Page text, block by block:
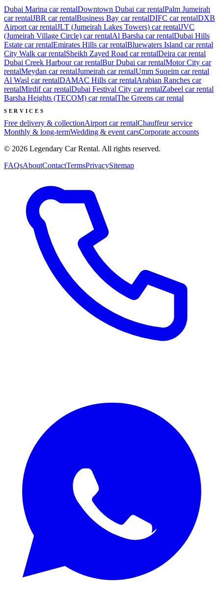
Dubai Marina car rentalDowntown Dubai car rentalPalm Jumeirah
car rentalJBR car rentalBusiness Bay car rentalDIFC car rentalDXB
Airport car rentalJLT (Jumeirah Lakes Towers) car rentalJVC
(Jumeirah Village Circle) car rentalAl Barsha car rentalDubai Hills
Estate car rentalEmirates Hills car rentalBluewaters Island car rental
City Walk car rentalSheikh Zayed Road car rentalDeira car rental
Dubai Creek Harbourcar rentalBur Dubai car rentalMotor City car
rentalMeydan car rentalJumeirah car rentalUmm Suqeim car rental
Al Wasl car rentalDAMAC Hills car rentalArabian Ranches car
rentalMirdifcar rentalDubai Festival City car rentalZabeel car rental
Barsha Heights (TECOM) car rentalThe Greens car rental
SERVICES
Free delivery & collectionAirport car rentalChauffeur service
Monthly & long-termWedding & event carsCorporate accounts
© 2026 Legendary Car Rental. All rights reserved.
FAQsAboutContactTermsPrivacySitemap